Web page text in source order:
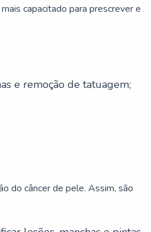
capacitado para prescrever e
e remoção de tatuagem;
do câncer de pele. Assim, são